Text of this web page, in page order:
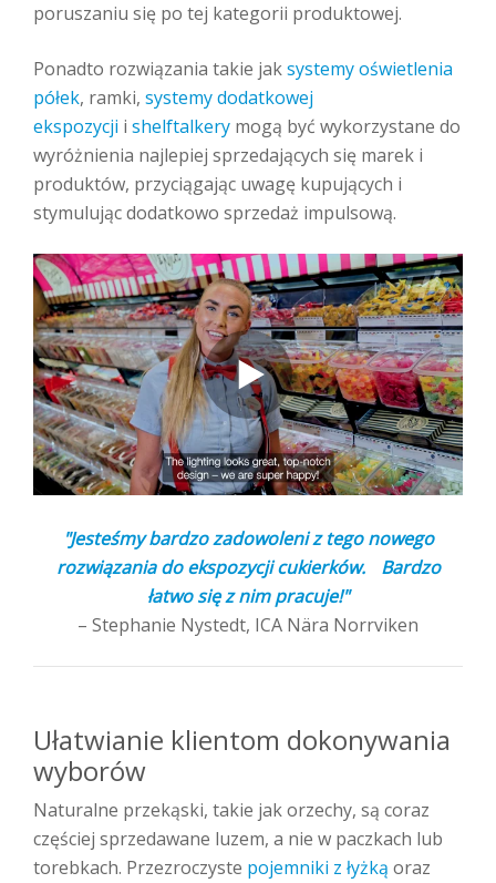
poruszaniu się po tej kategorii produktowej.
Ponadto rozwiązania takie jaksystemy oświetlenia
półek, ramki, systemy dodatkowej
ekspozycji i shelftalkery mogą być wykorzystane do
wyróżnienia najlepiej sprzedających się marek i
produktów, przyciągając uwagę kupujących i
stymulując dodatkowo sprzedaż impulsową.
"Jesteśmy bardzo zadowoleni z tego nowego
rozwiązania do ekspozycji cukierków. Bardzo
łatwo się z nim pracuje!"
– Stephanie Nystedt, ICA Nära Norrviken
Ułatwianie klientom dokonywania
wyborów
Naturalne przekąski, takie jak orzechy, są coraz
częściej sprzedawane luzem, a nie w paczkach lub
torebkach. Przezroczyste pojemniki z łyżką oraz